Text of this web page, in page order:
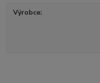
Výrobce